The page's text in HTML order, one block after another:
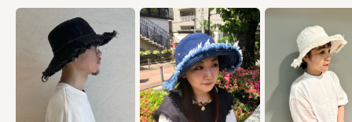
※手洗いの際は付属のアテンションを必ずご参照ください。
※柄の出方は個体差があります。
素材 綿100%
生産国 made in JAPAN